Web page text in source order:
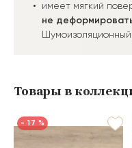
имеет мягкий
не
Товары в
- 17 %